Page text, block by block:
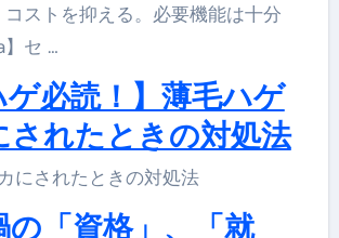
セ …
ゲ必読！】薄毛ハゲ
されたときの対処法
カにされたときの対処法
の「資格」、「就